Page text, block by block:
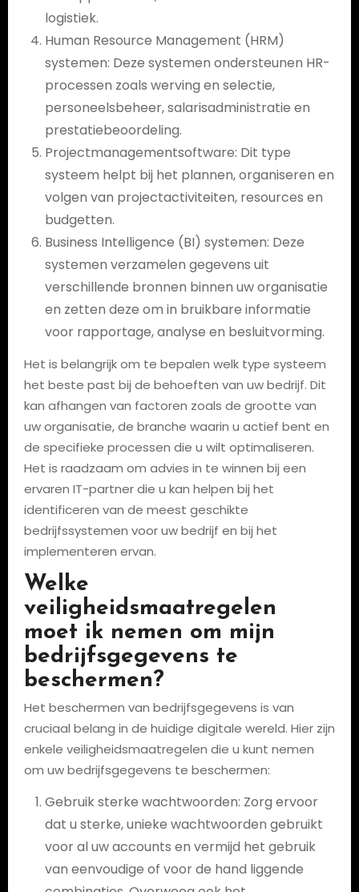
logistiek.
Human Resource Management (HRM)
systemen: Deze systemen ondersteunen HR-
processen zoals werving en selectie,
personeelsbeheer, salarisadministratie en
prestatiebeoordeling.
Projectmanagementsoftware: Dit type
systeem helpt bij het plannen, organiseren en
volgen van projectactiviteiten, resources en
budgetten.
Business Intelligence (BI) systemen: Deze
systemen verzamelen gegevens uit
verschillende bronnen binnen uw organisatie
en zetten deze om in bruikbare informatie
voor rapportage, analyse en besluitvorming.
Het is belangrijk om te bepalen welk type systeem
het beste past bij de behoeften van uw bedrijf. Dit
kan afhangen van factoren zoals de grootte van
uw organisatie, de branche waarin u actief bent en
de specifieke processen die u wilt optimaliseren.
Het is raadzaam om advies in te winnen bij een
ervaren IT-partner die u kan helpen bij het
identificeren van de meest geschikte
bedrijfssystemen voor uw bedrijf en bij het
implementeren ervan.
Welke
veiligheidsmaatregelen
moet ik nemen om mijn
bedrijfsgegevens te
beschermen?
Het beschermen van bedrijfsgegevens is van
cruciaal belang in de huidige digitale wereld. Hier zijn
enkele veiligheidsmaatregelen die u kunt nemen
om uw bedrijfsgegevens te beschermen:
Gebruik sterke wachtwoorden: Zorg ervoor
dat u sterke, unieke wachtwoorden gebruikt
voor al uw accounts en vermijd het gebruik
van eenvoudige of voor de hand liggende